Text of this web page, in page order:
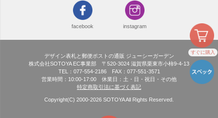
すぐに購入
facebook instagram
デザイン表札と郵便ポストの通販 ジューシーガーデン
株式会社SOTOYA EC事業部 〒520-3024 滋賀県栗東市小柿9-4-13
TEL：077-554-2186 FAX：077-551-3571
営業時間：10:00-17:00 休業日：土・日・祝日・その他
特定商取引法に基づく表記
Copyright(C) 2000-2026 SOTOYA All Rights Reserved.